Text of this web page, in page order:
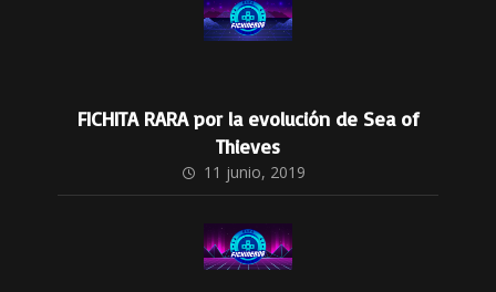
FICHITA RARA por la evolución de Sea of
Thieves
11 junio, 2019